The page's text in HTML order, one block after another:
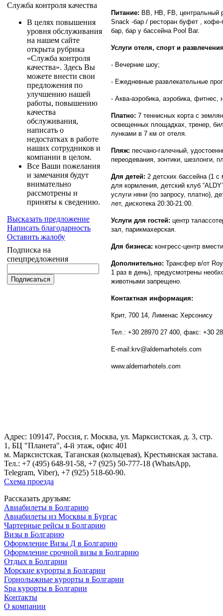
Служба контроля качества
В целях повышения
уровня обслуживания
на нашем сайте
открыта рубрика
«Служба контроля
качества». Здесь Вы
можете внести свои
предложения по
улучшению нашей
работы, повышению
качества
обслуживания,
написать о
недостатках в работе
наших сотрудников и
компании в целом.
Все Ваши пожелания
и замечания будут
внимательно
рассмотрены и
приняты к сведению.
Высказать предложение
Написать благодарность
Оставить жалобу
Подписка на
спецпредложения
Питание: ВВ, НВ, FB, центральный
Snack -бар / ресторан буфет ,
бар, бар у бассейна Pool Bar.
Услуги отеля, спорт и
- Вечерние шоу;
- Ежедневные развлекательные
- Аква-аэробика, аэробика, фитнес,
Платно: 7 теннисных корта с
освещенных площадках, тренер,
лунками в 7 км от отеля.
Пляж: песчано-галечный,
переодевания, зонтики, шезлонги,
Для детей: 2 детских бассейна (1 с
для кормления, детский клуб
услуги няни (по запросу, платно),
лет, дискотека 20:30-21:00.
Услуги для гостей: центр
зал, парикмахерская.
Для бизнеса: конгресс-центр
Дополнительно: Трансфер в/от
1 раз в день), предусмотрены
животными запрещено.
Контактная информация:
Крит, 700 14, Лименас Херсонису
Тел.: +30 28970 27 400, факс: +30
E-mail:krv@aldemarhotels.com
www.aldemarhotels.com
Адрес: 109147, Россия, г. Москва, ул. Марксистская, д. 3, стр.
1, БЦ "Планета", 4-й этаж, офис 401
м. Марксистская, Таганская (кольцевая), Крестьянская застава.
Тел.: +7 (495) 648-91-58, +7 (925) 50-777-18 (WhatsApp,
Telegram, Viber), +7 (925) 518-60-90.
Схема проезда
Рассказать друзьям:
Авиабилеты в Болгарию
Авиабилеты из Москвы в Бургас
Чартерные рейсы в Болгарию
Визы в Болгарию
Оформление Визы Д в Болгарию
Оформление срочной визы в Болгарию
Отдых в Болгарии
Морские курорты в Болгарии
Горнолыжные курорты в Болгарии
Spa курорты в Болгарии
Контакты
О компании